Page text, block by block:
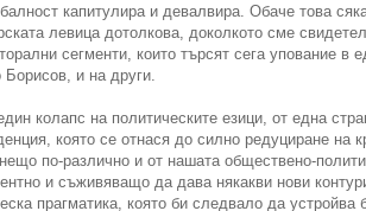
капитулира и девалвира. Обаче това
левица дотолкова, доколкото сме
сегменти, които търсят сега упование в
и на други.
колапс на политическите езици, от една
която се отнася до силно редуциране на
по-различно и от нашата обществено-
и съживяващо да дава някакви нови
прагматика, която би следвало да